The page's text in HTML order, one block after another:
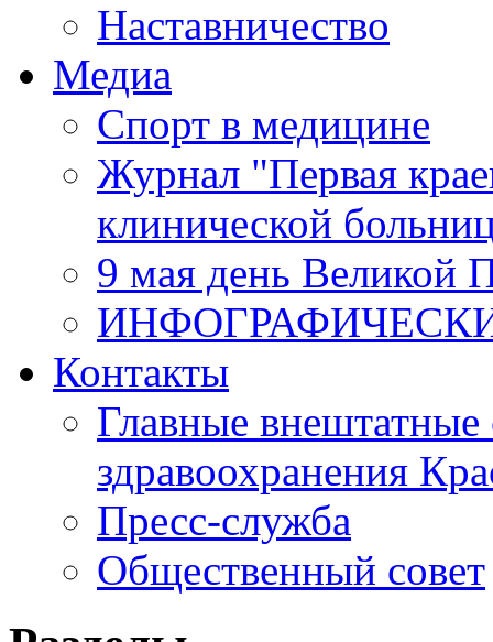
Наставничество
Медиа
Спорт в медицине
Журнал "Первая
клинической
9 мая день Великой
Контакты
Главные внештатные
здравоохранения
Пресс-служба
Общественный совет